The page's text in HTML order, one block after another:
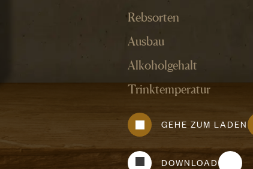
Rebsorten
Ausbau
Alkoholgehalt
Trinktemperatur
GEHE ZUM LADEN
DOWNLOAD